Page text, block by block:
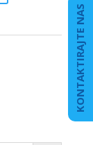
KONTAKTIRAJTE NAS